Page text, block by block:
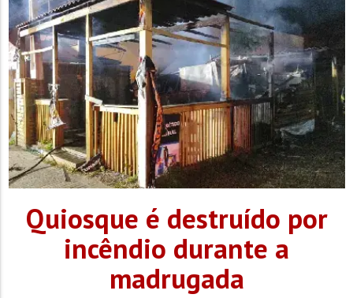
Quiosque é destruído por
incêndio durante a
madrugada